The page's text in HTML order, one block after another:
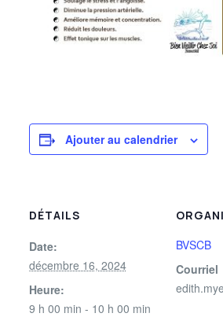
Ajouter au calendrier
DÉTAILS
Date:
décembre 16, 2024
Heure:
9 h 00 min - 10 h 00 min
BVSCB
Courriel